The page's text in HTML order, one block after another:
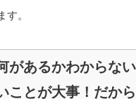
。
があるかわからな
ことが大事！だか